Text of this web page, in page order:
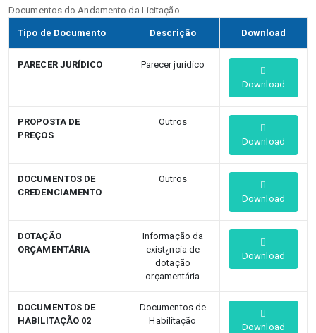
Documentos do Andamento da Licitação
Tipo de Documento Descrição Download
PARECER JURÍDICO
Parecer jurídico
Download
PROPOSTA DE
PREÇOS
Outros
Download
DOCUMENTOS DE
CREDENCIAMENTO
Outros
Download
DOTAÇÃO
ORÇAMENTÁRIA
Informação da
exist¿ncia de
dotação
orçamentária
Download
DOCUMENTOS DE
HABILITAÇÃO 02
Documentos de
Habilitação
Download